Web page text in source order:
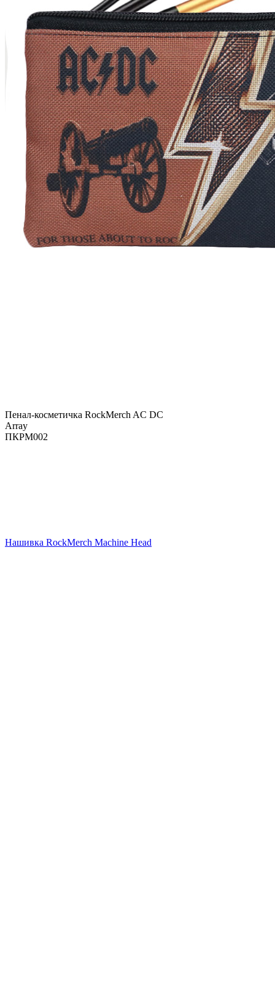
Пенал-косметичка RockMerch AC DC
Array
ПКРМ002
Нашивка RockMerch Machine Head